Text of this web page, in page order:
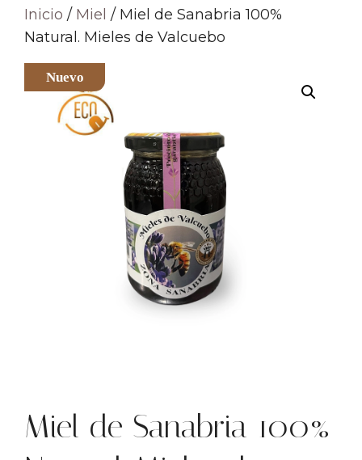
Inicio / Miel / Miel de Sanabria 100%
Natural. Mieles de Valcuebo
Nuevo
Miel de Sanabria 100%